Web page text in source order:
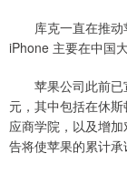
库克一直在推动
iPhone 主要在中国
苹果公司此前已
元，其中包括在休
应商学院，以及增
告将使苹果的累计承